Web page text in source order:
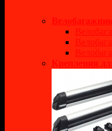
Крепления